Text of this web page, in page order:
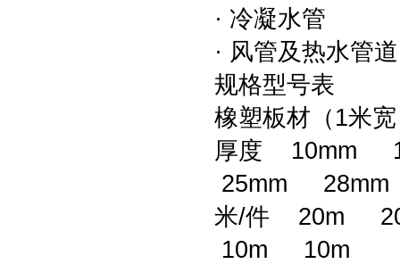
· 冷凝水管
· 风管及热水管
规格型号表
橡塑板材（1米
厚度 10mm
25mm
米/件 20m
10m 10m